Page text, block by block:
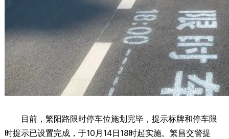
目前，繁阳路限时停车位施划完毕，提示标牌和停车限
时提示已设置完成，于10月14日18时起实施。繁昌交警提